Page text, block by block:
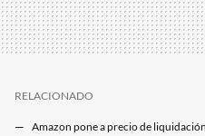
RELACIONADO